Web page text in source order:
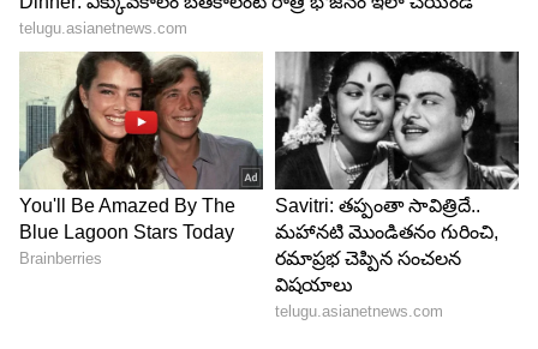
Image Credit :Twitter
ప్రజలు దీన్ని ఎలా నమ్మేవారో తెలుసా?
మనం చేసే మంచి చెడ్డలను పైనున్న ఆ దేవుడే
గమనిస్తుంటాడు. సమాజంలో అన్యాయం పెరిగినప్పుడు
సాక్షాత్తూ ఆ శ్రీరామచంద్రుడే ఆకాశం నుండి దిగివచ్చి, ఈ
ఉత్తరాల రూపంలో మనకు నిజాలు చెబుతున్నాడని ప్రజలు
బలంగా నమ్మేవారు. ఆకాశం నుండి రాముడే పంపిన
ఉత్తరాలు కాబట్టి, వీటికి ‘ఆకాశరామన్న ఉత్తరాలు’ అనే పేరు
స్థిరపడిపోయింది. ఎవరైనా నిజం చెప్పడానికి భయపడి,